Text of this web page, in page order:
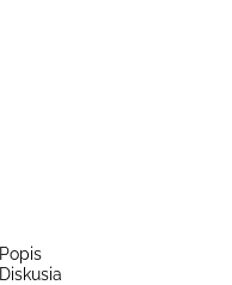
Popis
Diskusia